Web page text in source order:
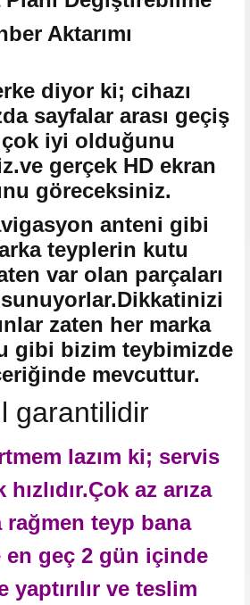
Aktarımı
diyor ki; cihazı
sayfalar arası geçiş
çok iyi olduğunu
gerçek HD ekran
göreceksiniz.
anteni gibi
teyplerin kutu
var olan parçaları
zaten her marka
gibi bizim teybimizde
mevcuttur.
garantilidir
lazım ki; servis
az arıza
rağmen teyp bana
geç 2 gün içinde
yaptırılır ve teslim